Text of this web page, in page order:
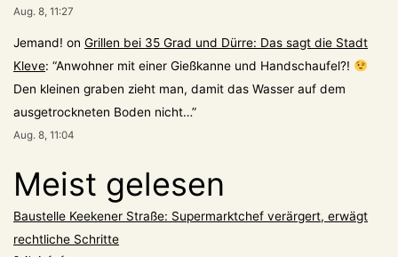
Aug. 8, 11:27
Jemand! on Grillen bei 35 Grad und Dürre: Das sagt die Stadt
Kleve: “Anwohner mit einer Gießkanne und Handschaufel?!
Den kleinen graben zieht man, damit das Wasser auf dem
ausgetrockneten Boden nicht…”
Aug. 8, 11:04
Meist gelesen
Baustelle Keekener Straße: Supermarktchef verärgert, erwägt
rechtliche Schritte